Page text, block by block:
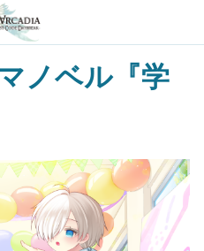
ノベル『学